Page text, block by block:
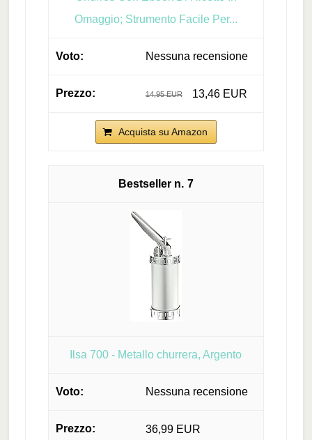
Omaggio; Strumento Facile Per...
Nessuna recensione
14,95 EUR 13,46 EUR
Acquista su Amazon
7
Ilsa 700 - Metallo churrera, Argento
Nessuna recensione
36,99 EUR